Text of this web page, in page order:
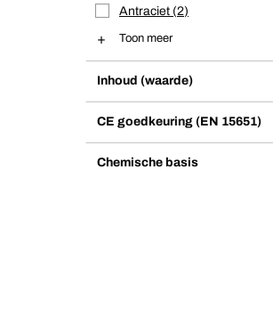
Antraciet 2
Toon meer
Inhoud (waarde)
CE goedkeuring (EN 15651)
Chemische basis